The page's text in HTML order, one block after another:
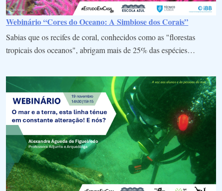
Webinário “Cores do Oceano: A Simbiose dos Corais”
Sabias que os recifes de coral, conhecidos como as "florestas
tropicais dos oceanos", abrigam mais de 25% das espécies…